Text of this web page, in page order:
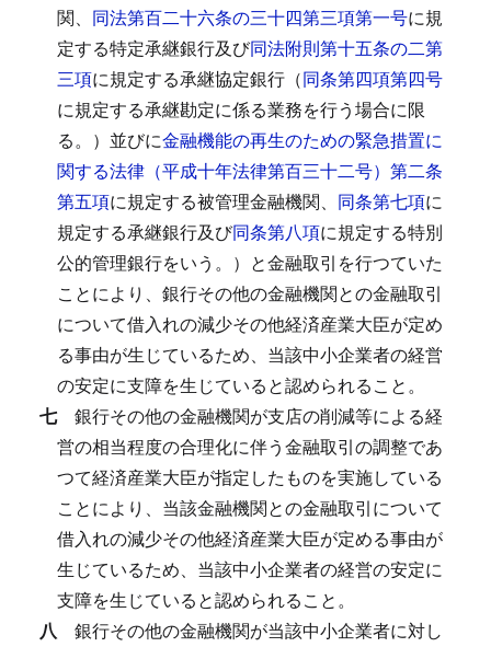
関、 同法第百二十六条の三十四第三項第一号に規
定する特定承継銀行及び同法附則第十五条の二第
三項に規定する承継協定銀行（同条第四項第四号
に規定する承継勘定に係る業務を行う場合に限
る。）並びに金融機能の再生のための緊急措置に
関する法律（平成十年法律第百三十二号）第二条
第五項に規定する被管理金融機関、 同条第七項に
規定する承継銀行及び同条第八項に規定する特別
公的管理銀行をいう。）と金融取引を行つていた
ことにより、銀行その他の金融機関との金融取引
について借入れの減少その他経済産業大臣が定め
る事由が生じているため、当該中小企業者の経営
の安定に支障を生じていると認められること。
七 銀行その他の金融機関が支店の削減等による経
営の相当程度の合理化に伴う金融取引の調整であ
つて経済産業大臣が指定したものを実施している
ことにより、当該金融機関との金融取引について
借入れの減少その他経済産業大臣が定める事由が
生じているため、当該中小企業者の経営の安定に
支障を生じていると認められること。
八 銀行その他の金融機関が当該中小企業者に対し